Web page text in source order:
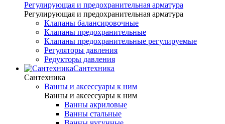
Регулирующая и предохранительная арматура
Регулирующая и предохранительная арматура
Клапаны балансировочные
Клапаны предохранительные
Клапаны предохранительные регулируемые
Регуляторы давления
Редукторы давления
Сантехника
Сантехника
Ванны и аксессуары к ним
Ванны и аксессуары к ним
Ванны акриловые
Ванны стальные